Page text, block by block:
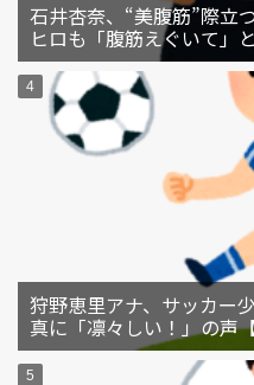
石井杏奈、“美腹筋”際立
ヒロも「腹筋えぐいて」
狩野恵里アナ、サッカー
真に「凛々しい！」の声